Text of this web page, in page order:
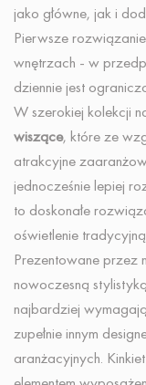
jako główne, jak i
Pierwsze
wnętrzach - w
dziennie jest
W szerokiej kolekcji
wiszące, które ze
atrakcyjne
jednocześnie lepiej
to doskonałe
oświetlenie
Prezentowane przez
nowoczesną
najbardziej
zupełnie innym
aranżacyjnych.